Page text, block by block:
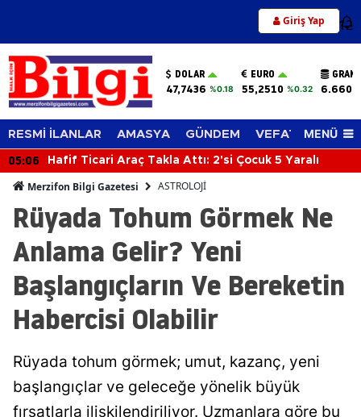
Giriş Yap 12
DOLAR
47,7436 %0.18
EURO
55,2510 %0.32
RESMİ İLANLAR AMASYA GÜNDEM VEFAT EDENLER
MENÜ
05:06 Hafif Ticari Araç Takla Attı: 2'si Çocuk 5 Yaralı
Merzifon Bilgi Gazetesi ASTROLOJİ
Rüyada Tohum Görmek Ne
Anlama Gelir? Yeni
Başlangıçların Ve Bereketin
Habercisi Olabilir
Rüyada tohum görmek; umut, kazanç, yeni
başlangıçlar ve geleceğe yönelik büyük
fırsatlarla ilişkilendiriliyor. Uzmanlara göre bu